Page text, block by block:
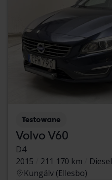
Testowane
Volvo V60
D4
2015
211 170 km
Diesel
Kungälv (Ellesbo)